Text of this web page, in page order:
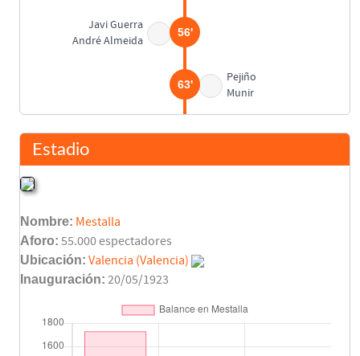
Javi Guerra
André Almeida
56'
Pejiño
Munir
63'
Mouctar Diakhaby
70'
Pepelu García(Pen.)
Dimitri Foulquier
Estadio
Nombre: Mestalla
Aforo: 55.000 espectadores
Ubicación: Valencia (Valencia)
Inauguración: 20/05/1923